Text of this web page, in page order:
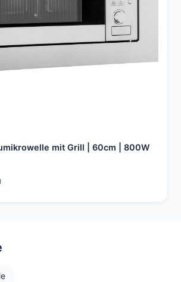
mit Grill | 60cm | 800W